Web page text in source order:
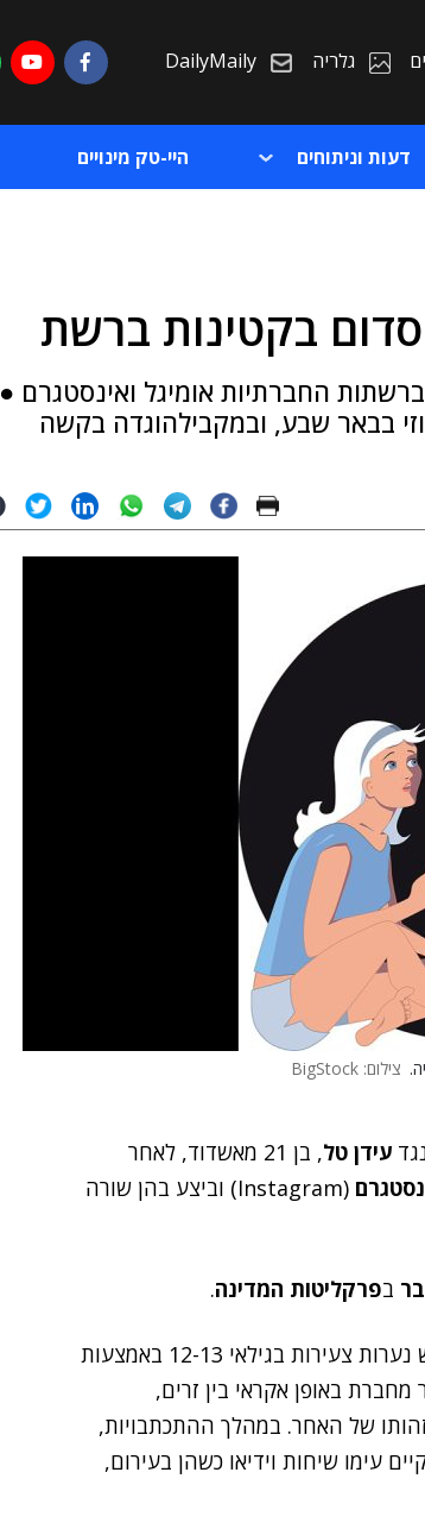
גלריה DailyMaily
דעות וניתוחים היי-טק מינויים
בקטינות ברשת
ברשתות החברתיות אומיגל ואינסטגרם ●
בבאר שבע, ובמקבילהוגדה בקשה
צילום: BigStock
עידן טל
, בן 21 מאשדוד, לאחר
(Instagram) וביצע בהן שורה
בפרקליטות המדינה.
מכתב האישום עולה כי טל ניהל שיחות בעלות תוכן מיני עם שלוש נערות צעירות בגילאי 12-13 באמצעות
באופן אקראי בין זרים,
של האחר. במהלך ההתכתבויות,
עימו שיחות וידיאו כשהן בעירום,